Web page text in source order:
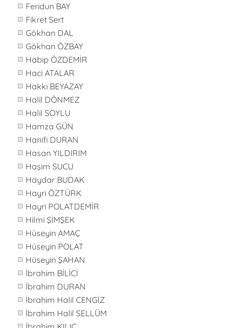
Feridun BAY
Fikret Sert
Gökhan DAL
Gökhan ÖZBAY
Habip ÖZDEMİR
Haci ATALAR
Hakkı BEYAZAY
Halil DÖNMEZ
Halil SOYLU
Hamza GÜN
Hanifi DURAN
Hasan YILDIRIM
Haşim SUCU
Haydar BUDAK
Hayri ÖZTÜRK
Hayri POLATDEMİR
Hilmi ŞİMŞEK
Hüseyin AMAÇ
Hüseyin POLAT
Hüseyin ŞAHAN
İbrahim BİLİCİ
İbrahim DURAN
İbrahim Halil CENGİZ
İbrahim Halil SELLÜM